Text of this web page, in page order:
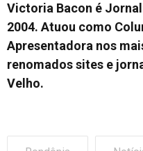
Victoria Bacon é
2004. Atuou como
Apresentadora nos
renomados sites e
Velho.